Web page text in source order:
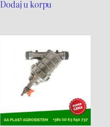
Dodaj u korpu